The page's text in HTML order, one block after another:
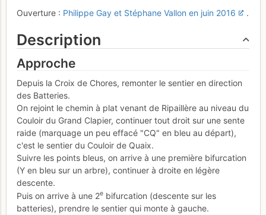
Ouverture : Philippe Gay et Stéphane Vallon en juin 2016 .
Description
Approche
Depuis la Croix de Chores, remonter le sentier en direction
des Batteries.
On rejoint le chemin à plat venant de Ripaillère au niveau du
Couloir du Grand Clapier, continuer tout droit sur une sente
raide (marquage un peu effacé "CQ" en bleu au départ),
c'est le sentier du Couloir de Quaix.
Suivre les points bleus, on arrive à une première bifurcation
(Y en bleu sur un arbre), continuer à droite en légère
descente.
Puis on arrive à une 2e bifurcation (descente sur les
batteries), prendre le sentier qui monte à gauche.